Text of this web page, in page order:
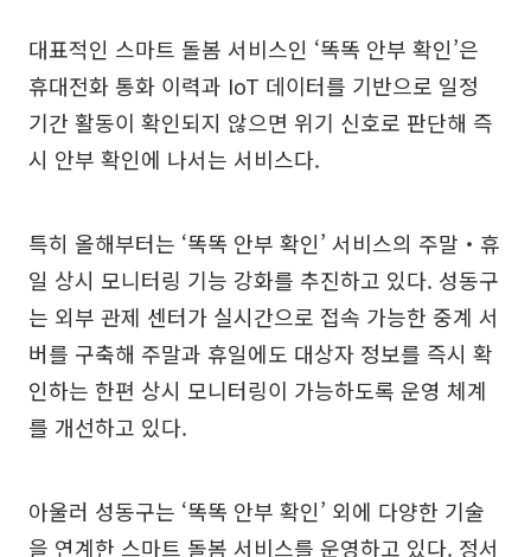
대표적인 스마트 돌봄 서비스인 ‘똑똑 안부 확인’은
휴대전화 통화 이력과 IoT 데이터를 기반으로 일정
기간 활동이 확인되지 않으면 위기 신호로 판단해 즉
시 안부 확인에 나서는 서비스다.
특히 올해부터는 ‘똑똑 안부 확인’ 서비스의 주말‧휴
일 상시 모니터링 기능 강화를 추진하고 있다. 성동구
는 외부 관제 센터가 실시간으로 접속 가능한 중계 서
버를 구축해 주말과 휴일에도 대상자 정보를 즉시 확
인하는 한편 상시 모니터링이 가능하도록 운영 체계
를 개선하고 있다.
아울러 성동구는 ‘똑똑 안부 확인’ 외에 다양한 기술
을 연계한 스마트 돌봄 서비스를 운영하고 있다. 정서